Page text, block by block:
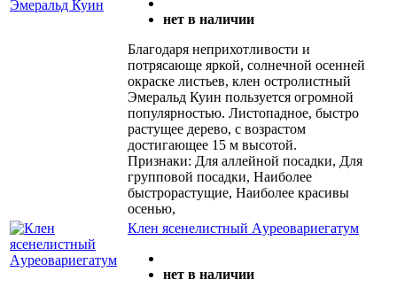
нет в наличии
Благодаря неприхотливости и
потрясающе яркой, солнечной осенней
окраске листьев, клен остролистный
Эмеральд Куин пользуется огромной
популярностью. Листопадное, быстро
растущее дерево, с возрастом
достигающее 15 м высотой.
Признаки: Для аллейной посадки, Для
групповой посадки, Наиболее
быстрорастущие, Наиболее красивы
осенью,
Клен ясенелистный Aуреовариегатум
нет в наличии